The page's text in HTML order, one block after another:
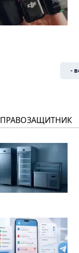
-
ПРАВОЗАЩИТНИК